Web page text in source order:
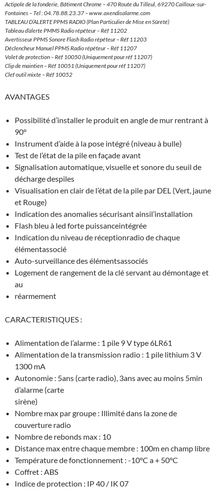
Actipole de la fonderie, Bâtiment Chrome – 470 Route du Tilleul, 69270 Cailloux-sur-
Fontaines – Tel : 04.78.88.23.37 – www.axendisalarme.com
TABLEAU D’ALERTE PPMS RADIO (Plan Particulier de Mise en Sûreté)
Tableau d’alerte PMMS Radio répéteur – Réf 11202
Avertisseur PPMS Sonore Flash Radio répéteur – Réf 11203
Déclencheur Manuel PPMS Radio répéteur – Réf 11207
Volet de protection – Réf 10050 (Uniquement pour réf 11207)
Clip de maintien – Réf 10051 (Uniquement pour réf 11207)
Clef outil mixte – Réf 10052
AVANTAGES
Possibilité d’installer le produit en angle de mur rentrant à
90°
Instrument d’aide à la pose intégré (niveau à bulle)
Test de l’état de la pile en façade avant
Signalisation automatique, visuelle et sonore du seuil de
décharge despiles
Visualisation en clair de l’état de la pile par DEL (Vert, jaune
et Rouge)
Indication des anomalies sécurisant ainsil’installation
Flash bleu à led forte puissanceintégrée
Indication du niveau de réceptionradio de chaque
élémentassocié
Auto-surveillance des élémentsassociés
Logement de rangement de la clé servant au démontage et
au
réarmement
CARACTERISTIQUES :
Alimentation de l’alarme : 1 pile 9 V type 6LR61
Alimentation de la transmission radio : 1 pile lithium 3 V
1300 mA
Autonomie : 5ans (carte radio), 3ans avec au moins 5min
d’alarme (carte
sirène)
Nombre max par groupe : Illimité dans la zone de
couverture radio
Nombre de rebonds max : 10
Distance max entre chaque membre : 100m en champ libre
Température de fonctionnement : -10°C a + 50°C
Coffret : ABS
Indice de protection : IP 40 / IK 07